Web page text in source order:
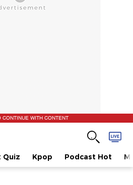
CONTINUE WITH CONTENT
Quiz Kpop Podcast Hot